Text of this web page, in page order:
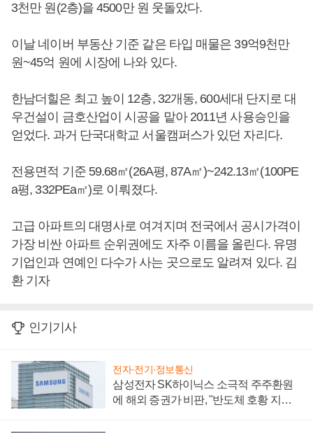
3천만 원(2층)을 4500만 원 웃돌았다.
이날 네이버 부동산 기준 같은 타입 매물은 39억9천만
원~45억 원에 시장에 나와 있다.
한남더힐은 최고 높이 12층, 32개동, 600세대 단지로 대
우건설이 금호산업이 시공을 맡아 2011년 사용승인을
얻었다. 과거 단국대학교 서울캠퍼스가 있던 자리다.
전용면적 기준 59.68㎡(26A평, 87A㎡)~242.13㎡(100PE
a평, 332PEa㎡)로 이뤄졌다.
고급 아파트의 대명사로 여겨지며 전국에서 공시가격이
가장 비싼 아파트 순위권에도 자주 이름을 올린다. 유명
기업인과 연예인 다수가 사는 곳으로도 알려져 있다. 김
환 기자
인기기사
전자·전기·정보통신
삼성전자 SK하이닉스 소극적 주주환원
에 해외 증권가 비판, "반도체 호황 지속